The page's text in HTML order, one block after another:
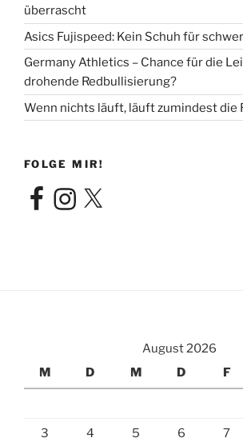
überrascht
Asics Fujispeed: Kein Schuh für
Germany Athletics – Chance für die
drohende Redbullisierung?
Wenn nichts läuft, läuft zumindest die
FOLGE MIR!
FacebookInstagram
X
August 2026
M
D M D F
3 4 5 6 7